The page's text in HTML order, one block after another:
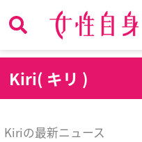
Kiri( キリ )
Kiriの最新ニュース